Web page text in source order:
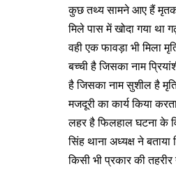
कुछ तथ्य सामने आए हैं
मिले पास में खोदा गया था
वही एक फावड़ा भी मिला
बच्ची है जिसका नाम
है जिसका नाम सुशील है
मजदूरी का कार्य किया
लहर है फिलहाल घटना के
सिंह थाना अध्यक्ष ने
किसी भी प्रकार की